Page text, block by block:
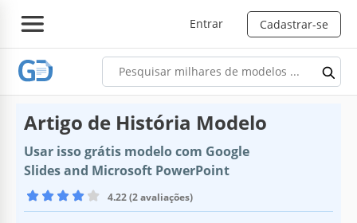
Entrar Cadastrar-se
Artigo de História Modelo
Usar isso grátis modelo com Google
Slides and Microsoft PowerPoint
4.22 (2 avaliações)